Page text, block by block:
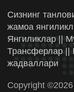
Сизнинг
жамоа
Янгиликлар ||
Трансферлар ||
жадваллари
Copyright ©